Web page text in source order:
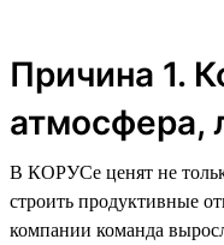
Причина 1.
атмосфера,
В КОРУСе ценят не
строить продуктивные
компании команда